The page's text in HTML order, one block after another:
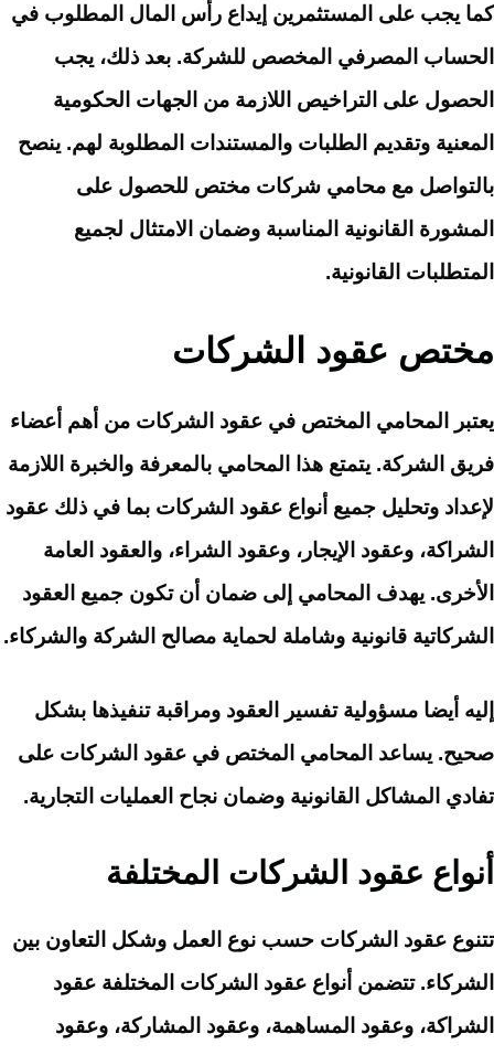
كما يجب على المستثمرين إيداع رأس المال المطلوب في
الحساب المصرفي المخصص للشركة. بعد ذلك، يجب
الحصول على التراخيص اللازمة من الجهات الحكومية
المعنية وتقديم الطلبات والمستندات المطلوبة لهم. ينصح
بالتواصل مع محامي شركات مختص للحصول على
المشورة القانونية المناسبة وضمان الامتثال لجميع
المتطلبات القانونية.
مختص عقود الشركات
يعتبر المحامي المختص في عقود الشركات من أهم أعضاء
فريق الشركة. يتمتع هذا المحامي بالمعرفة والخبرة اللازمة
لإعداد وتحليل جميع أنواع عقود الشركات بما في ذلك عقود
الشراكة، وعقود الإيجار، وعقود الشراء، والعقود العامة
الأخرى. يهدف المحامي إلى ضمان أن تكون جميع العقود
الشركاتية قانونية وشاملة لحماية مصالح الشركة والشركاء.
إليه أيضا مسؤولية تفسير العقود ومراقبة تنفيذها بشكل
صحيح. يساعد المحامي المختص في عقود الشركات على
تفادي المشاكل القانونية وضمان نجاح العمليات التجارية.
أنواع عقود الشركات المختلفة
تتنوع عقود الشركات حسب نوع العمل وشكل التعاون بين
الشركاء. تتضمن أنواع عقود الشركات المختلفة عقود
الشراكة، وعقود المساهمة، وعقود المشاركة، وعقود